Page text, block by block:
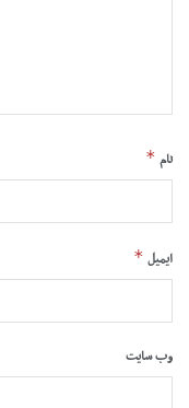
نام *
ایمیل *
وب‌ سایت